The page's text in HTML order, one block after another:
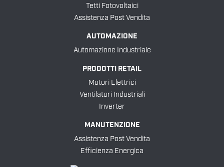
Tetti Fotovoltaici
Assistenza Post Vendita
AUTOMAZIONE
Automazione Industriale
PRODOTTI RETAIL
Motori Elettrici
Ventilatori Industriali
Inverter
MANUTENZIONE
Assistenza Post Vendita
Efficienza Energica